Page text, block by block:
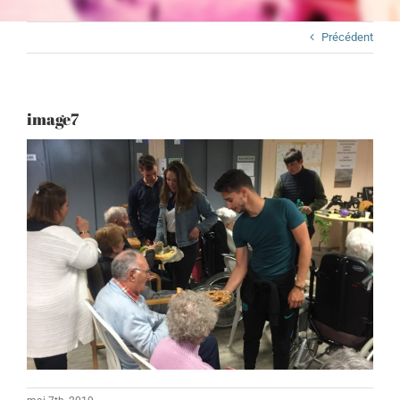
Précédent
image7